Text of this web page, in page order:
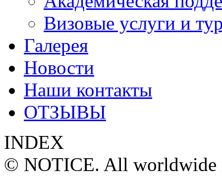
Визовые услуги и
Галерея
Новости
Наши контакты
ОТЗЫВЫ
INDEX
© NOTICE. All worldwide